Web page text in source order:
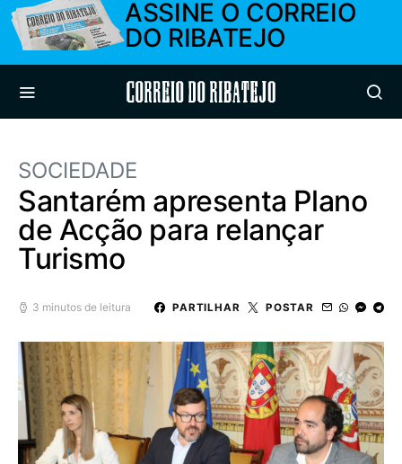
ASSINE O CORREIO
DO RIBATEJO
Correio do Ribatejo
SOCIEDADE
Santarém apresenta Plano
de Acção para relançar
Turismo
3 minutos de leitura PARTILHAR POSTAR